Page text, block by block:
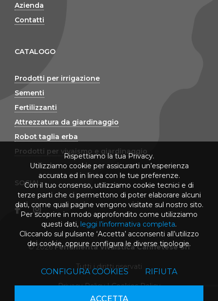
Azienda
Contatti
CATALOGO
Prodotti per irrigazione
Sementi
Fertilizzanti
Attrezzatura da giardinaggio
Robot taglia erba
Prodotti per vivaismo e giardinaggio
SOCIAL
© 2026Ferramenta Vivaistica Cannetese Srl
Tutti i diritti riservati
Privacy Policy|Cookies Policy
Rispettiamo la tua Privacy.
Utilizziamo cookie per assicurarti un’esperienza
accurata ed in linea con le tue preferenze.
Con il tuo consenso, utilizziamo cookie tecnici e di
terze parti che ci permettono di poter elaborare alcuni
dati, come quali pagine vengono visitate sul nostro sito.
Per scoprire in modo approfondito come utilizziamo
questi dati, leggi l’informativa completa.
Cliccando sul pulsante ‘Accetta’ acconsenti all’utilizzo
dei cookie, oppure configura le diverse tipologie.
CONFIGURA COOKIES RIFIUTA
ACCETTA